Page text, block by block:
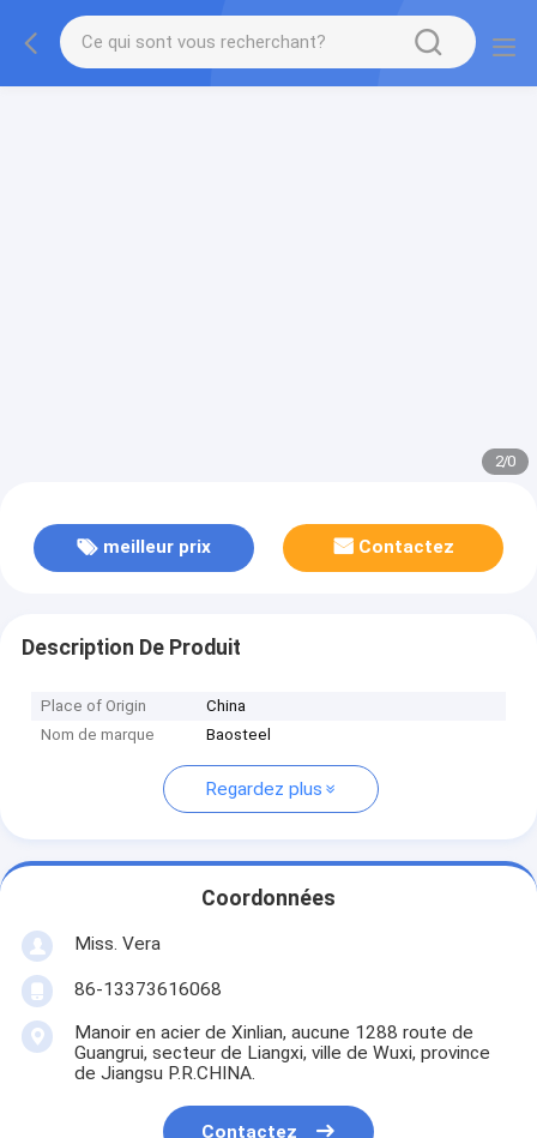
2/0
meilleur prix Contactez
Description De Produit
Place of Origin
China
Nom de marque
Baosteel
Regardez plus
Coordonnées
Miss. Vera
86-13373616068
Manoir en acier de Xinlian, aucune 1288 route de
Guangrui, secteur de Liangxi, ville de Wuxi, province
de Jiangsu P.R.CHINA.
Contactez